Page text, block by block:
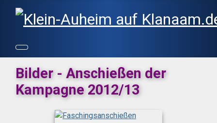
Bilder - Anschießen der
Kampagne 2012/13